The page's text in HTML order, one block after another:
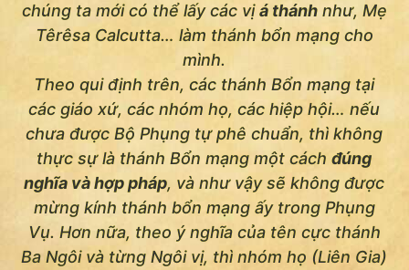
chúng ta mới có thể lấy các vịá thánhnhư, Mẹ
Têrêsa Calcutta… làm thánh bổn mạng cho
mình.
Theo qui định trên, các thánh Bổn mạng tại
các giáo xứ, các nhóm họ, các hiệp hội… nếu
chưa được Bộ Phụng tự phê chuẩn, thì không
thực sự là thánh Bổn mạng một cáchđúng
nghĩa và hợp pháp, và như vậy sẽ không được
mừng kính thánh bổn mạng ấy trong Phụng
Vụ. Hơn nữa, theo ý nghĩa của tên cực thánh
Ba Ngôi và từng Ngôi vị, thì nhóm họ (Liên Gia)